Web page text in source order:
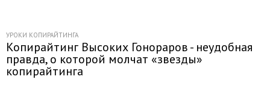
УРОКИ КОПИРАЙТИНГА
Копирайтинг Высоких Гонораров - неудобная
правда, о которой молчат «звезды»
копирайтинга